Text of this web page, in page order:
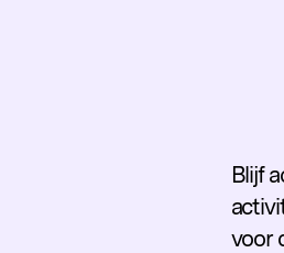
Blijf
voor